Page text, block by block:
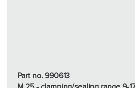
Part no. 990613